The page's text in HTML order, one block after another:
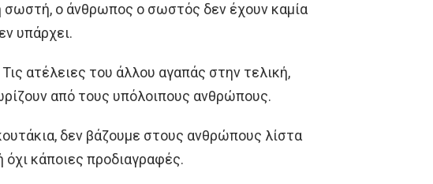
σωστή, ο άνθρωπος ο σωστός δεν έχουν καμία
υπάρχει.
ατέλειες του άλλου αγαπάς στην τελική,
από τους υπόλοιπους ανθρώπους.
δεν βάζουμε στους ανθρώπους λίστα
όχι κάποιες προδιαγραφές.